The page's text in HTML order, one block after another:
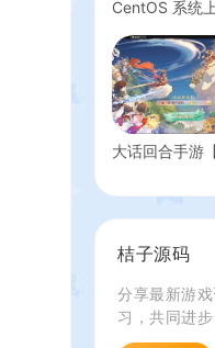
CentOS 系统
大话回合手游
落物品修改教
桔子源码
分享最新游
习，共同进步